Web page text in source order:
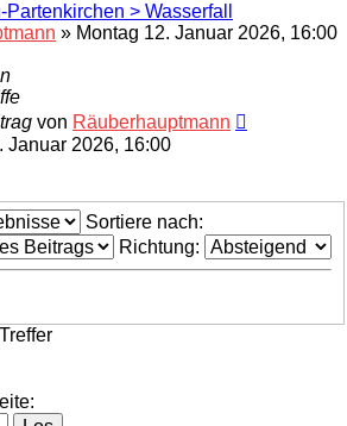
> Wasserfall
» Montag 12. Januar 2026, 16:00
von Räuberhauptmann
Januar 2026, 16:00
Sortiere nach:
Richtung: